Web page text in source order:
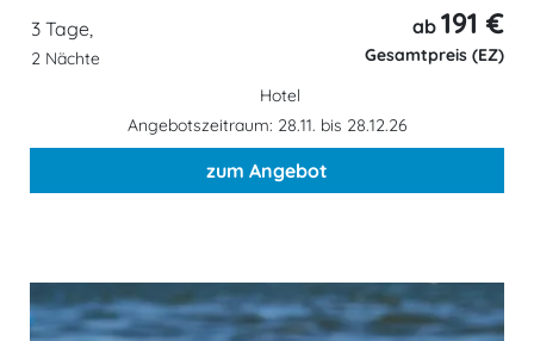
3 Tage,
2 Nächte
ab 191 €
Gesamtpreis (EZ)
Hotel
Angebotszeitraum: 28.11. bis 28.12.26
zum Angebot